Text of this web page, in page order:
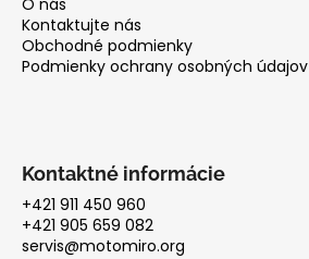
Kontaktujte nás
Obchodné podmienky
Podmienky ochrany osobných údajov
Kontaktné informácie
+421 911 450 960
+421 905 659 082
servis@motomiro.org